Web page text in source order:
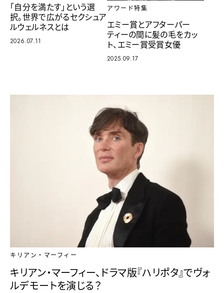
「自分を満たす」という選
択。世界で広がるセクシュア
ルウェルネスとは
2026.07.11
アワード特集
エミー賞とアフターパー
ティーの間に髪の毛をカッ
ト、エミー賞受賞女優
2025.09.17
キリアン・マーフィー
キリアン・マーフィー、ドラマ版『ハリポタ』でヴォ
ルデモートを演じる？